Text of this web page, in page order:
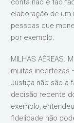
conta não é tão
elaboração de um
pessoas que
por exemplo.
MILHAS AÉREAS.
muitas incertezas
Justiça não são a
decisão recente
exemplo,
fidelidade não